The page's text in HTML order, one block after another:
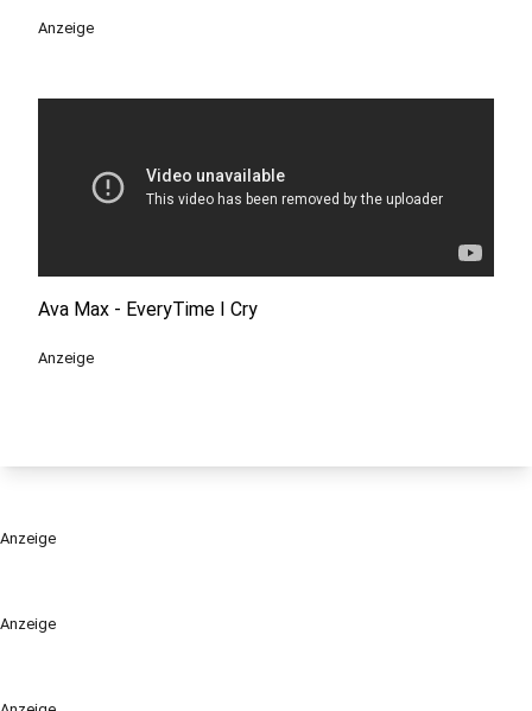
Anzeige
Anzeige
Ava Max - EveryTime I Cry
Anzeige
Anzeige